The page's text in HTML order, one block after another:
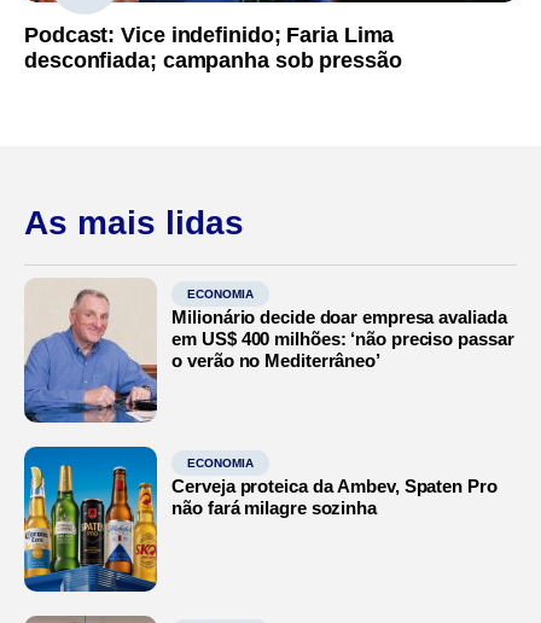
Podcast: Vice indefinido; Faria Lima
desconfiada; campanha sob pressão
As mais lidas
ECONOMIA
Milionário decide doar empresa avaliada
em US$ 400 milhões: ‘não preciso passar
o verão no Mediterrâneo’
ECONOMIA
Cerveja proteica da Ambev, Spaten Pro
não fará milagre sozinha